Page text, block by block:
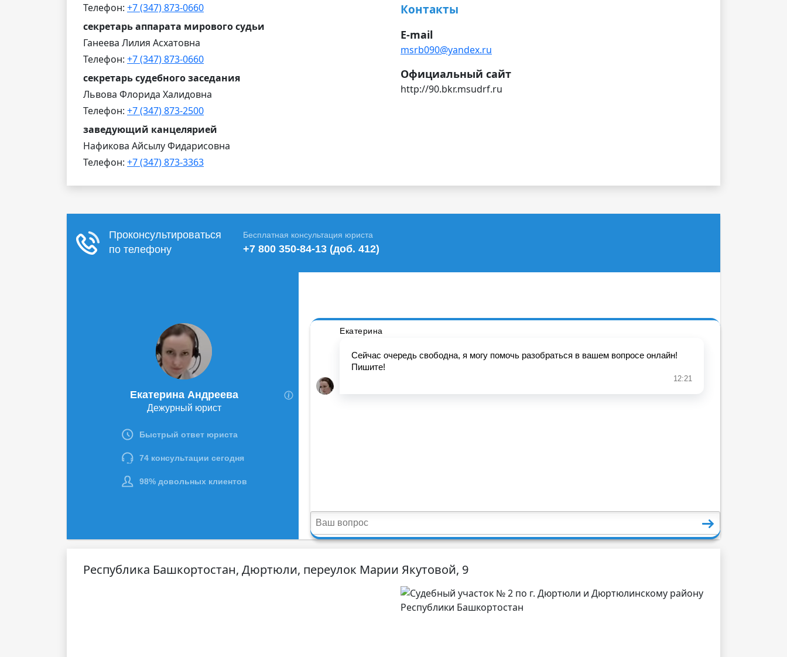
Телефон: +7 (347) 873-0660
секретарь аппарата мирового судьи
Ганеева Лилия Асхатовна
Телефон: +7 (347) 873-0660
секретарь судебного заседания
Львова Флорида Халидовна
Телефон: +7 (347) 873-2500
заведующий канцелярией
Нафикова Айсылу Фидарисовна
Телефон: +7 (347) 873-3363
Контакты
E-mail
msrb090@yandex.ru
Официальный сайт
http://90.bkr.msudrf.ru
Республика Башкортостан, Дюртюли, переулок Марии Якутовой, 9